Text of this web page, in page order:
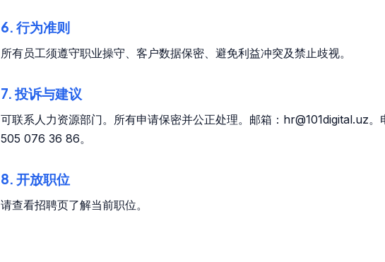
6. 行为准则
所有员工须遵守职业操守、客户数据保密、避免利益冲突及禁止歧视。
7. 投诉与建议
可联系人力资源部门。所有申请保密并公正处理。邮箱：hr@101digital.uz
505 076 36 86。
8. 开放职位
请查看招聘页了解当前职位。